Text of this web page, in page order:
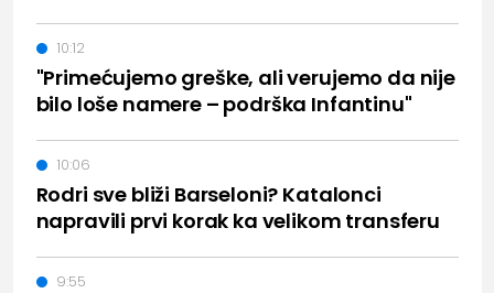
"Primećujemo greške, ali verujemo da nije
bilo loše namere – podrška Infantinu"
10:12
Rodri sve bliži Barseloni? Katalonci
napravili prvi korak ka velikom transferu
10:06
9:55